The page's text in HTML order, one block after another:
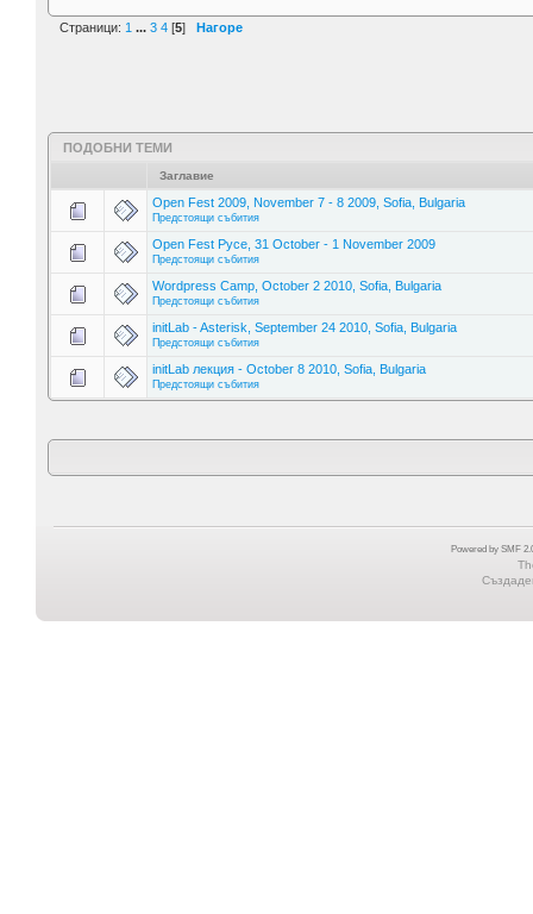
Страници: 1 ... 3 4 [5] Нагоре
ПОДОБНИ ТЕМИ
Заглавие
Open Fest 2009, November 7 - 8 2009, Sofia, Bulgaria
Предстоящи събития
Open Fest Русе, 31 October - 1 November 2009
Предстоящи събития
Wordpress Camp, October 2 2010, Sofia, Bulgaria
Предстоящи събития
initLab - Asterisk, September 24 2010, Sofia, Bulgaria
Предстоящи събития
initLab лекция - October 8 2010, Sofia, Bulgaria
Предстоящи събития
Powered by SMF